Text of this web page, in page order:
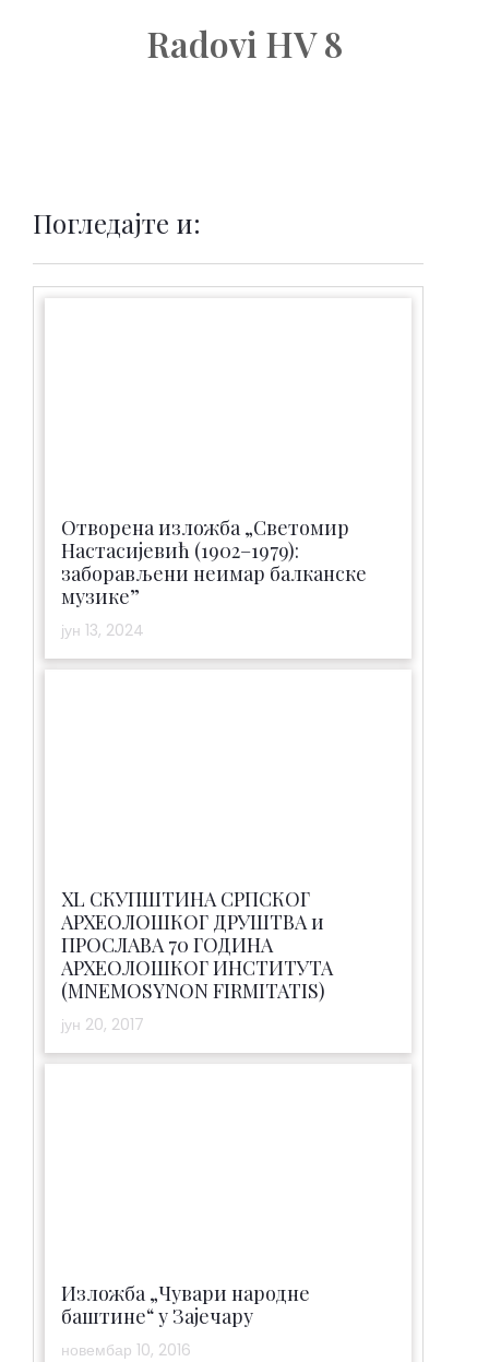
Radovi HV 8
Погледајте и:
Oтворена изложба „Светомир
Настасијевић (1902–1979):
заборављени неимар балканске
музике”
јун 13, 2024
XL СКУПШТИНА СРПСКОГ
АРХЕОЛОШКОГ ДРУШТВА и
ПРОСЛАВА 70 ГОДИНА
АРХЕОЛОШКОГ ИНСТИТУТА
(MNEMOSYNON FIRMITATIS)
јун 20, 2017
Изложба „Чувари народне
баштине“ у Зајечару
новембар 10, 2016